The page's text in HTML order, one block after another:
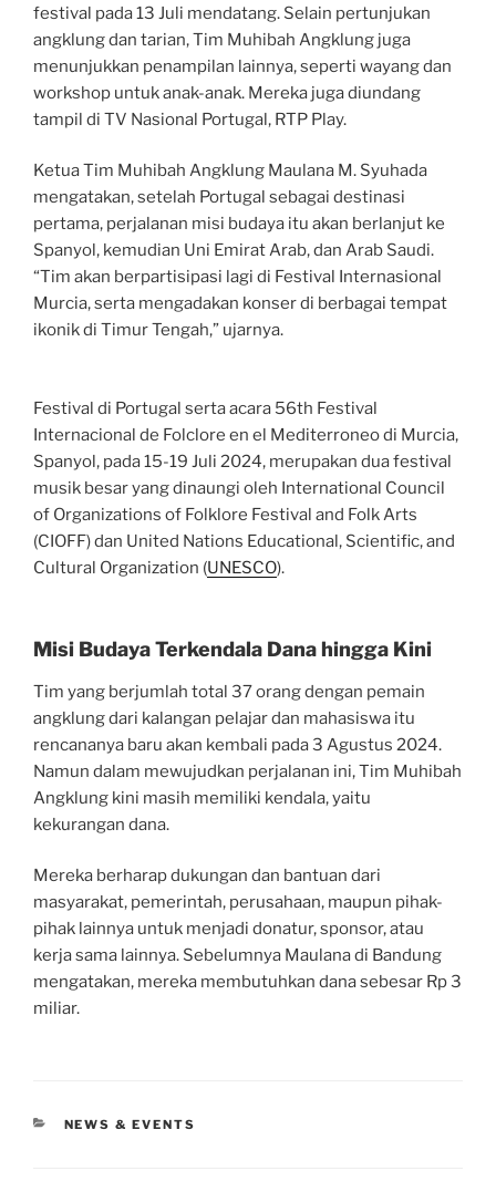
festival pada 13 Juli mendatang. Selain pertunjukan
angklung dan tarian, Tim Muhibah Angklung juga
menunjukkan penampilan lainnya, seperti wayang dan
workshop untuk anak-anak. Mereka juga diundang
tampil di TV Nasional Portugal, RTP Play.
Ketua Tim Muhibah Angklung Maulana M. Syuhada
mengatakan, setelah Portugal sebagai destinasi
pertama, perjalanan misi budaya itu akan berlanjut ke
Spanyol, kemudian Uni Emirat Arab, dan Arab Saudi.
“Tim akan berpartisipasi lagi di Festival Internasional
Murcia, serta mengadakan konser di berbagai tempat
ikonik di Timur Tengah,” ujarnya.
Festival di Portugal serta acara 56th Festival
Internacional de Folclore en el Mediterroneo di Murcia,
Spanyol, pada 15-19 Juli 2024, merupakan dua festival
musik besar yang dinaungi oleh International Council
of Organizations of Folklore Festival and Folk Arts
(CIOFF) dan United Nations Educational, Scientific, and
Cultural Organization (UNESCO).
Misi Budaya Terkendala Dana hingga Kini
Tim yang berjumlah total 37 orang dengan pemain
angklung dari kalangan pelajar dan mahasiswa itu
rencananya baru akan kembali pada 3 Agustus 2024.
Namun dalam mewujudkan perjalanan ini, Tim Muhibah
Angklung kini masih memiliki kendala, yaitu
kekurangan dana.
Mereka berharap dukungan dan bantuan dari
masyarakat, pemerintah, perusahaan, maupun pihak-
pihak lainnya untuk menjadi donatur, sponsor, atau
kerja sama lainnya. Sebelumnya Maulana di Bandung
mengatakan, mereka membutuhkan dana sebesar Rp 3
miliar.
CATEGORIES
NEWS & EVENTS